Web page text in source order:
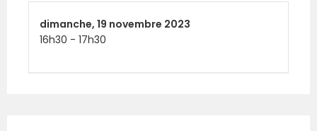
dimanche, 19 novembre 2023
16h30 - 17h30